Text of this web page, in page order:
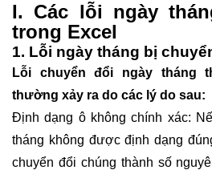
I. Các lỗi ngày
trong Excel
1. Lỗi ngày tháng bị
Lỗi chuyển đổi ngày tháng
thường xảy ra do các lý do sau:
Định dạng ô không chính xác:
tháng không được định dạng
chuyển đổi chúng thành số